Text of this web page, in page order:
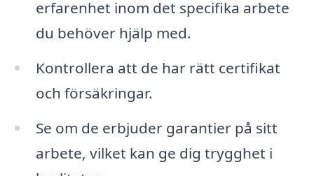
erfarenhet inom det specifika arbete
du behöver hjälp med.
Kontrollera att de har rätt certifikat
och försäkringar.
Se om de erbjuder garantier på sitt
arbete, vilket kan ge dig trygghet i